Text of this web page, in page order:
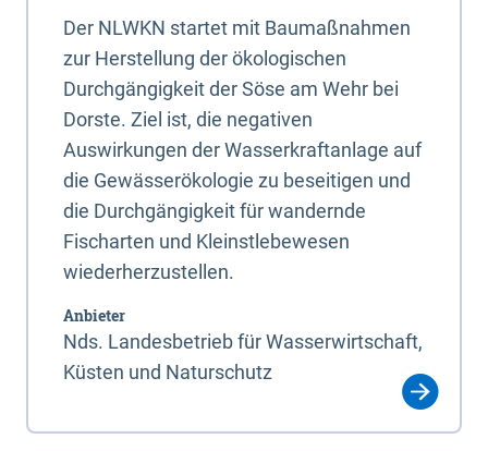
Der NLWKN startet mit Baumaßnahmen
zur Herstellung der ökologischen
Durchgängigkeit der Söse am Wehr bei
Dorste. Ziel ist, die negativen
Auswirkungen der Wasserkraftanlage auf
die Gewässerökologie zu beseitigen und
die Durchgängigkeit für wandernde
Fischarten und Kleinstlebewesen
wiederherzustellen.
Anbieter
Nds. Landesbetrieb für Wasserwirtschaft,
Küsten und Naturschutz